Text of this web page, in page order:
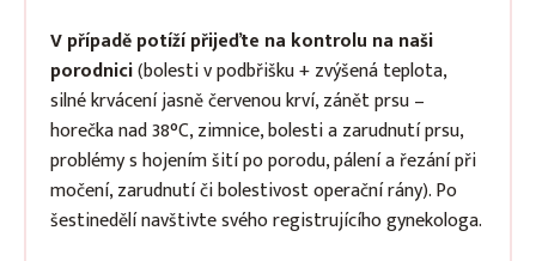
V případě potíží přijeďte na kontrolu na naši
porodnici(bolesti v podbřišku + zvýšená teplota,
silné krvácení jasně červenou krví, zánět prsu –
horečka nad 38°C, zimnice, bolesti a zarudnutí prsu,
problémy s hojením šití po porodu, pálení a řezání při
močení, zarudnutí či bolestivost operační rány). Po
šestinedělí navštivte svého registrujícího gynekologa.